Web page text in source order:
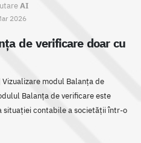
AI
2026
de verificare doar cu
modul Balanța de
Balanța de verificare este
situației contabile a societății într-o